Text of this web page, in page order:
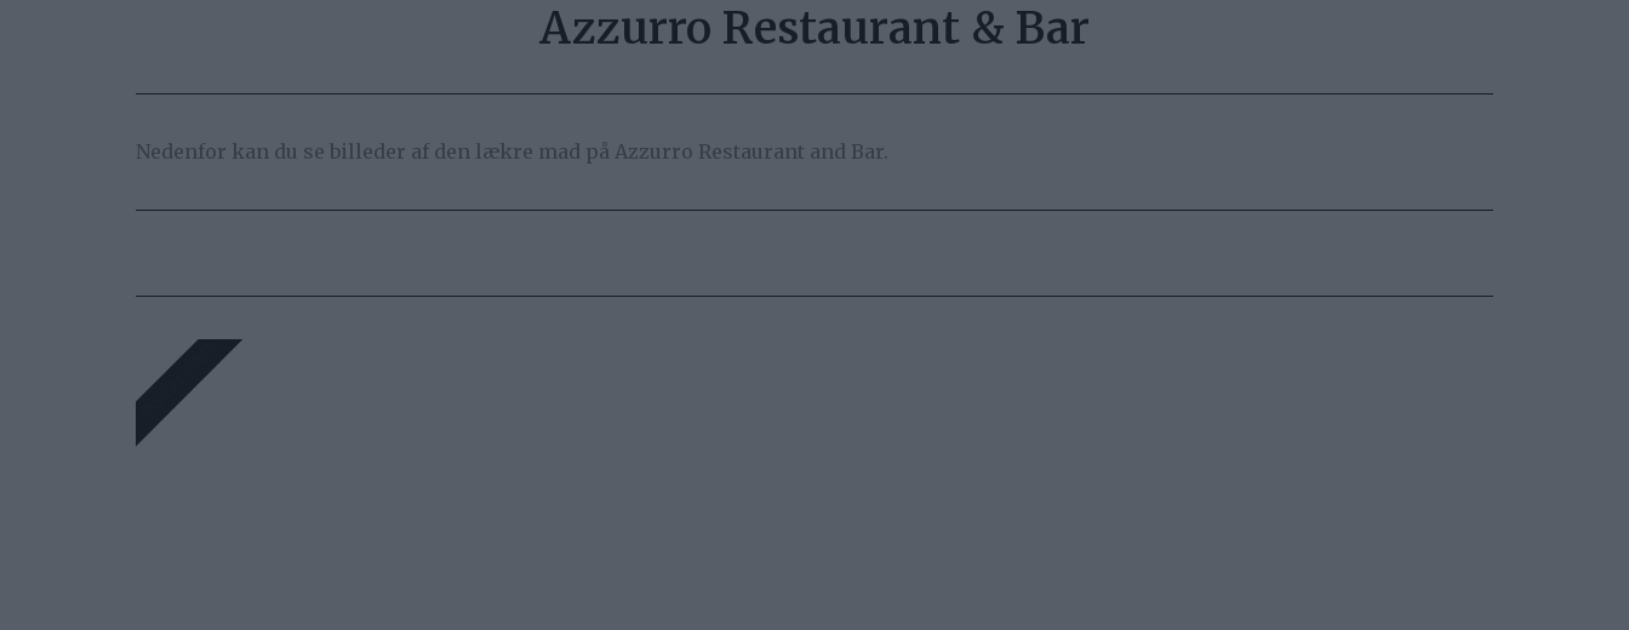
Azzurro Restaurant & Bar
Nedenfor kan du se billeder af den lækre mad på Azzurro Restaurant and Bar.
INSTAGRAM